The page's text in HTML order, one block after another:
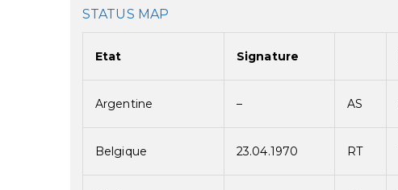
STATUS MAP
Etat Signature
Argentine – AS
Belgique 23.04.1970 RT